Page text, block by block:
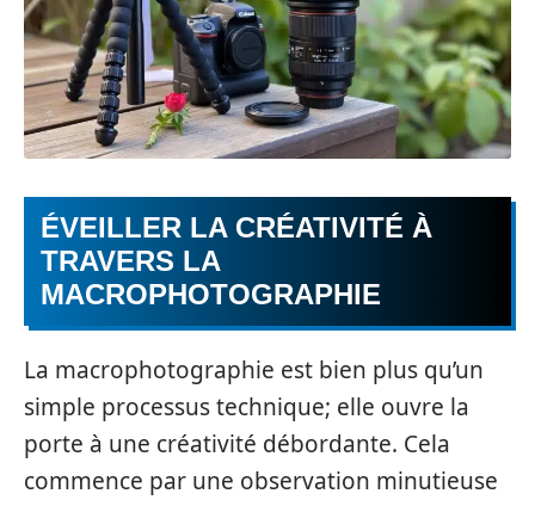
ÉVEILLER LA CRÉATIVITÉ À
TRAVERS LA
MACROPHOTOGRAPHIE
La macrophotographie est bien plus qu’un
simple processus technique; elle ouvre la
porte à une créativité débordante. Cela
commence par une observation minutieuse